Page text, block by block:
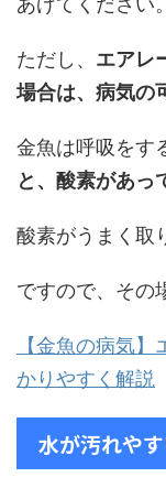
ただし、 エアレ
場合は、病気の
金魚は呼吸をす
と、酸素があっ
酸素がうまく取
ですので、その
【金魚の病気
かりやすく解説
水が汚れや